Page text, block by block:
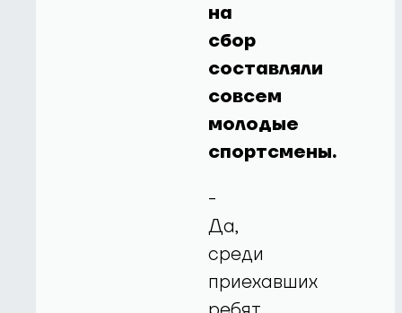
на
сбор
составляли
совсем
молодые
спортсмены.
-
Да,
среди
приехавших